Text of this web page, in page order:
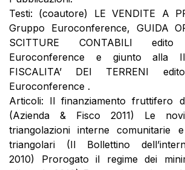
Testi: (coautore) LE VENDITE A
Gruppo Euroconference, GUIDA
SCITTURE CONTABILI
Euroconference e giunto alla
FISCALITA’ DEI TERRENI
Euroconference .
Articoli: Il finanziamento fruttifero
(Azienda & Fisco 2011) Le
triangolazioni interne comunitarie
triangolari (Il Bollettino
2010) Prorogato il regime dei